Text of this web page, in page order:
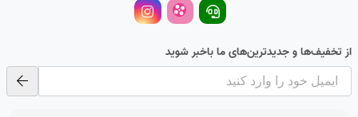
از تخفیف‌ها و جدیدترین‌های ما باخبر شوید